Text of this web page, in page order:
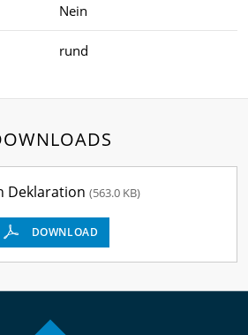
Nein
rund
Deklaration (563.0 KB)
DOWNLOAD